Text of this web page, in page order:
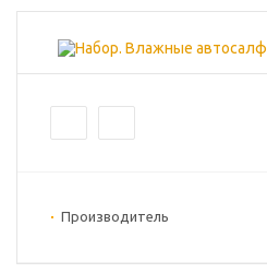
Производитель